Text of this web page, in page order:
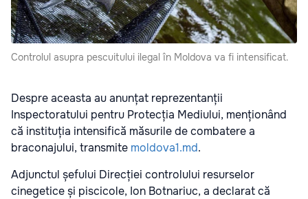
Controlul asupra pescuitului ilegal în Moldova va fi intensificat.
Despre aceasta au anunțat reprezentanții
Inspectoratului pentru Protecția Mediului, menționând
că instituția intensifică măsurile de combatere a
braconajului, transmite moldova1.md.
Adjunctul șefului Direcției controlului resurselor
cinegetice și piscicole, Ion Botnariuc, a declarat că